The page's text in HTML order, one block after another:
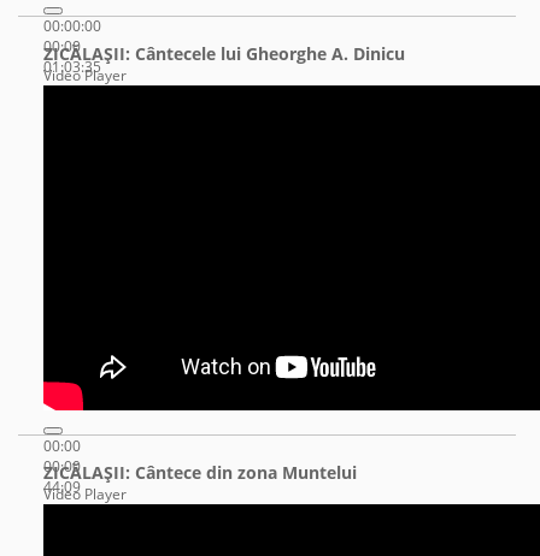
00:00:00
00:00
01:03:35
ZICĂLAŞII: Cântecele lui Gheorghe A. Dinicu
Video Player
00:00
00:00
44:09
ZICĂLAŞII: Cântece din zona Muntelui
Video Player